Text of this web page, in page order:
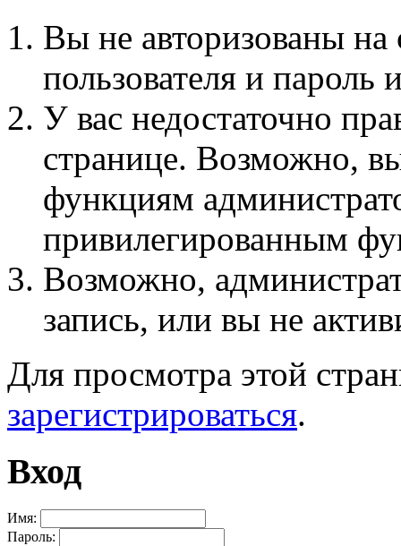
Вы не авторизованы на
пользователя и пароль
У вас недостаточно
странице. Возможно,
функциям
привилегированным
Возможно,
запись, или вы не
Для просмотра этой
зарегистрироваться.
Вход
Имя:
Пароль: